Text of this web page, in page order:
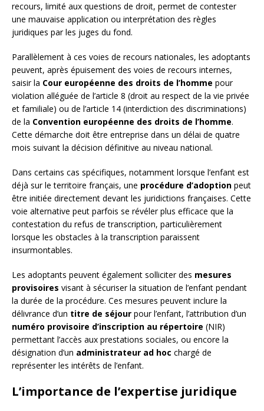
recours, limité aux questions de droit, permet de contester
une mauvaise application ou interprétation des règles
juridiques par les juges du fond.
Parallèlement à ces voies de recours nationales, les adoptants
peuvent, après épuisement des voies de recours internes,
saisir la Cour européenne des droits de l’homme pour
violation alléguée de l’article 8 (droit au respect de la vie privée
et familiale) ou de l’article 14 (interdiction des discriminations)
de la Convention européenne des droits de l’homme.
Cette démarche doit être entreprise dans un délai de quatre
mois suivant la décision définitive au niveau national.
Dans certains cas spécifiques, notamment lorsque l’enfant est
déjà sur le territoire français, une procédure d’adoption peut
être initiée directement devant les juridictions françaises. Cette
voie alternative peut parfois se révéler plus efficace que la
contestation du refus de transcription, particulièrement
lorsque les obstacles à la transcription paraissent
insurmontables.
Les adoptants peuvent également solliciter des mesures
provisoires visant à sécuriser la situation de l’enfant pendant
la durée de la procédure. Ces mesures peuvent inclure la
délivrance d’un titre de séjour pour l’enfant, l’attribution d’un
numéro provisoire d’inscription au répertoire (NIR)
permettant l’accès aux prestations sociales, ou encore la
désignation d’un administrateur ad hoc chargé de
représenter les intérêts de l’enfant.
L’importance de l’expertise juridique